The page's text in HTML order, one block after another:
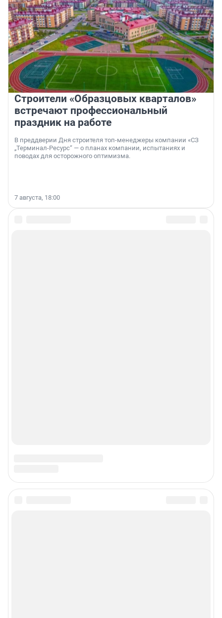
Строители «Образцовых кварталов»
встречают профессиональный
праздник на работе
В преддверии Дня строителя топ-менеджеры компании «СЗ
„Терминал-Ресурс“ — о планах компании, испытаниях и
поводах для осторожного оптимизма.
7 августа, 18:00